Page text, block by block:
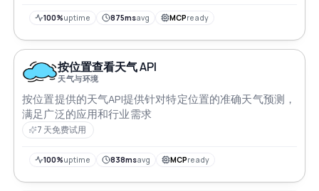
100%uptime 875msavg MCPready
按位置查看天气 API
天气与环境
按位置提供的天气API提供针对特定位置的准确天气预测，
满足广泛的应用和行业需求
7 天免费试用
100%uptime 838msavg MCPready